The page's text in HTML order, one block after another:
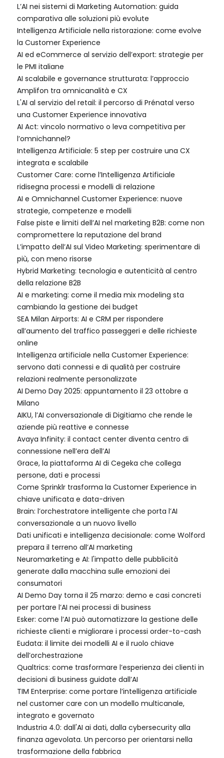
L’AI nei sistemi di Marketing Automation: guida
comparativa alle soluzioni più evolute
Intelligenza Artificiale nella ristorazione: come evolve
la Customer Experience
AI ed eCommerce al servizio dell’export: strategie per
le PMI italiane
AI scalabile e governance strutturata: l’approccio
Amplifon tra omnicanalità e CX
L'AI al servizio del retail: il percorso di Prénatal verso
una Customer Experience innovativa
AI Act: vincolo normativo o leva competitiva per
l’omnichannel?
Intelligenza Artificiale: 5 step per costruire una CX
integrata e scalabile
Customer Care: come l’Intelligenza Artificiale
ridisegna processi e modelli di relazione
AI e Omnichannel Customer Experience: nuove
strategie, competenze e modelli
False piste e limiti dell’AI nel marketing B2B: come non
compromettere la reputazione del brand
L’impatto dell’AI sul Video Marketing: sperimentare di
più, con meno risorse
Hybrid Marketing: tecnologia e autenticità al centro
della relazione B2B
AI e marketing: come il media mix modeling sta
cambiando la gestione dei budget
SEA Milan Airports: AI e CRM per rispondere
all’aumento del traffico passeggeri e delle richieste
online
Intelligenza artificiale nella Customer Experience:
servono dati connessi e di qualità per costruire
relazioni realmente personalizzate
AI Demo Day 2025: appuntamento il 23 ottobre a
Milano
AIKU, l’AI conversazionale di Digitiamo che rende le
aziende più reattive e connesse
Avaya Infinity: il contact center diventa centro di
connessione nell’era dell’AI
Grace, la piattaforma AI di Cegeka che collega
persone, dati e processi
Come Sprinklr trasforma la Customer Experience in
chiave unificata e data-driven
Brain: l’orchestratore intelligente che porta l’AI
conversazionale a un nuovo livello
Dati unificati e intelligenza decisionale: come Wolford
prepara il terreno all’AI marketing
Neuromarketing e AI: l'impatto delle pubblicità
generate dalla macchina sulle emozioni dei
consumatori
AI Demo Day torna il 25 marzo: demo e casi concreti
per portare l’AI nei processi di business
Esker: come l’AI può automatizzare la gestione delle
richieste clienti e migliorare i processi order-to-cash
Eudata: il limite dei modelli AI e il ruolo chiave
dell’orchestrazione
Qualtrics: come trasformare l’esperienza dei clienti in
decisioni di business guidate dall’AI
TIM Enterprise: come portare l’intelligenza artificiale
nel customer care con un modello multicanale,
integrato e governato
Industria 4.0: dall'AI ai dati, dalla cybersecurity alla
finanza agevolata. Un percorso per orientarsi nella
trasformazione della fabbrica